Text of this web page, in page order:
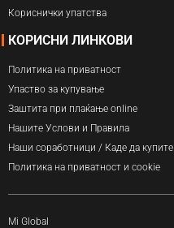
Кориснички упатства
КОРИСНИ ЛИНКОВИ
Политика на приватност
Упаство за купување
Заштита при плаќање online
Нашите Услови и Правила
Наши соработници / Каде да купите
Политика на приватност и cookie
Mi Global